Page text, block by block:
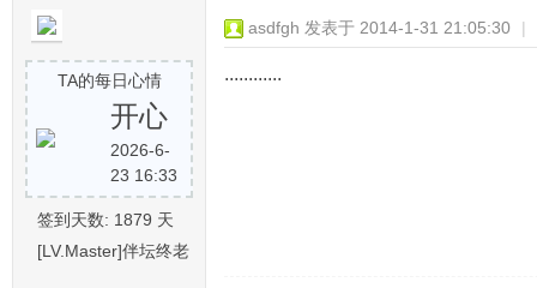
TA的每日心情
开心
2026-6-
23 16:33
签到天数: 1879 天
[LV.Master]伴坛终老
asdfgh 发表于 2014-1-31 21:05:30 |
............